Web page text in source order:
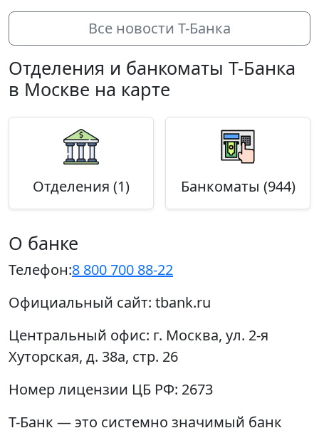
Все новости Т-Банка
Отделения и банкоматы Т-Банка
в Москве на карте
Отделения (1) Банкоматы (944)
О банке
Телефон:8 800 700 88-22
Официальный сайт: tbank.ru
Центральный офис: г. Москва, ул. 2-я
Хуторская, д. 38а, стр. 26
Номер лицензии ЦБ РФ: 2673
Т-Банк — это системно значимый банк